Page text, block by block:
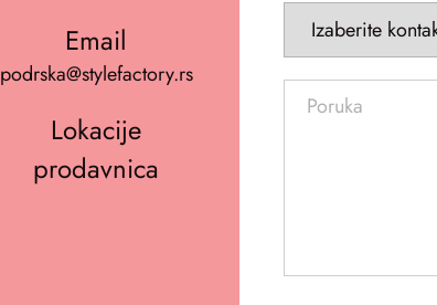
Email
podrska@stylefactory.rs
Lokacije
prodavnica